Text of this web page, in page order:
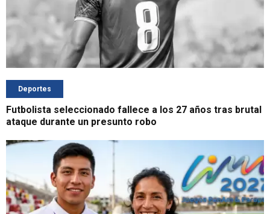
Deportes
Futbolista seleccionado fallece a los 27 años tras brutal
ataque durante un presunto robo